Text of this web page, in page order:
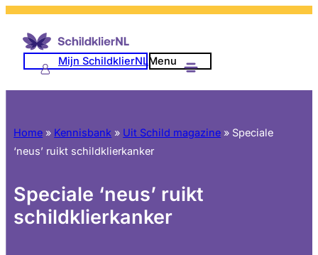
Mijn SchildklierNLMenu
Home » Kennisbank » Uit Schild magazine » Speciale
‘neus’ ruikt schildklierkanker
Speciale ‘neus’ ruikt
schildklierkanker